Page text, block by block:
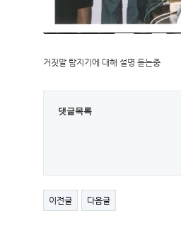
거짓말 탐지기에 대해 설명 듣는중
댓글목록
이전글 다음글